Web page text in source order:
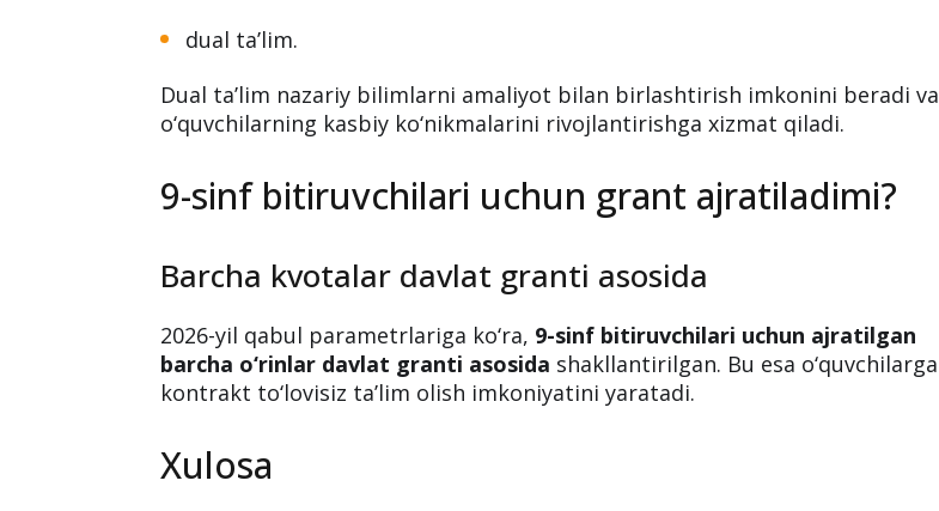
dual ta’lim.
Dual ta’lim nazariy bilimlarni amaliyot bilan birlashtirish imkonini beradi va
o‘quvchilarning kasbiy ko‘nikmalarini rivojlantirishga xizmat qiladi.
9-sinf bitiruvchilari uchun grant ajratiladimi?
Barcha kvotalar davlat granti asosida
2026-yil qabul parametrlariga ko‘ra, 9-sinf bitiruvchilari uchun ajratilgan
barcha o‘rinlar davlat granti asosida shakllantirilgan. Bu esa o‘quvchilarga
kontrakt to‘lovisiz ta’lim olish imkoniyatini yaratadi.
Xulosa